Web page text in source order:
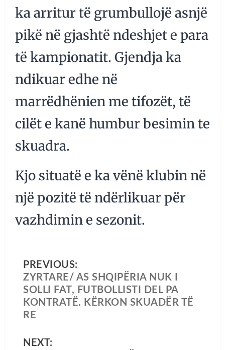
ka arritur të grumbullojë asnjë
pikë në gjashtë ndeshjet e para
të kampionatit. Gjendja ka
ndikuar edhe në
marrëdhënien me tifozët, të
cilët e kanë humbur besimin te
skuadra.
Kjo situatë e ka vënë klubin në
një pozitë të ndërlikuar për
vazhdimin e sezonit.
PREVIOUS:
ZYRTARE/ AS SHQIPËRIA NUK I
SOLLI FAT, FUTBOLLISTI DEL PA
KONTRATË. KËRKON SKUADËR TË
RE
NEXT: